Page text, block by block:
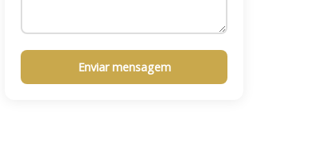
Enviar mensagem